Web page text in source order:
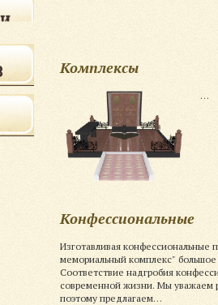
Комплексы
…
Конфессиональные
Изготавливая
мемориальный комплекс"
Соответствие надгробия
современной жизни. Мы уважаем
поэтому предлагаем…